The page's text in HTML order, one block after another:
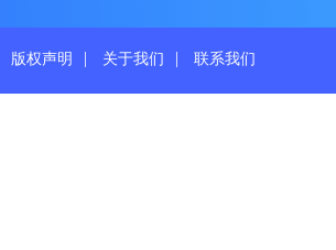
版权声明 | 关于我们 | 联系我们